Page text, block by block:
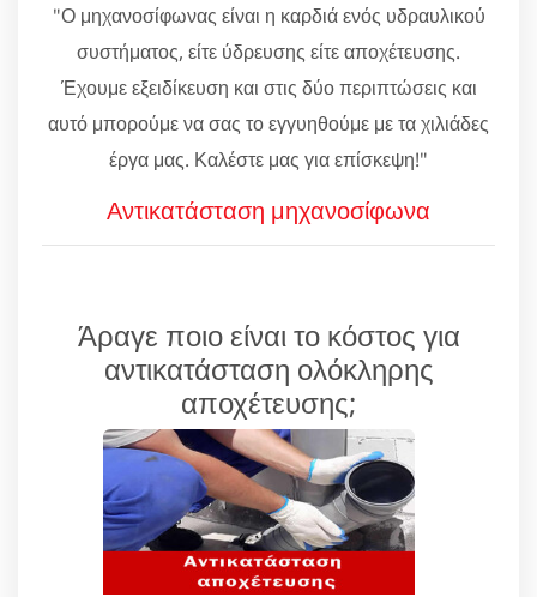
"Ο μηχανοσίφωνας είναι η καρδιά ενός υδραυλικού
συστήματος, είτε ύδρευσης είτε αποχέτευσης.
Έχουμε εξειδίκευση και στις δύο περιπτώσεις και
αυτό μπορούμε να σας το εγγυηθούμε με τα χιλιάδες
έργα μας. Καλέστε μας για επίσκεψη!"
Αντικατάσταση μηχανοσίφωνα
Άραγε ποιο είναι το κόστος για
αντικατάσταση ολόκληρης
αποχέτευσης;